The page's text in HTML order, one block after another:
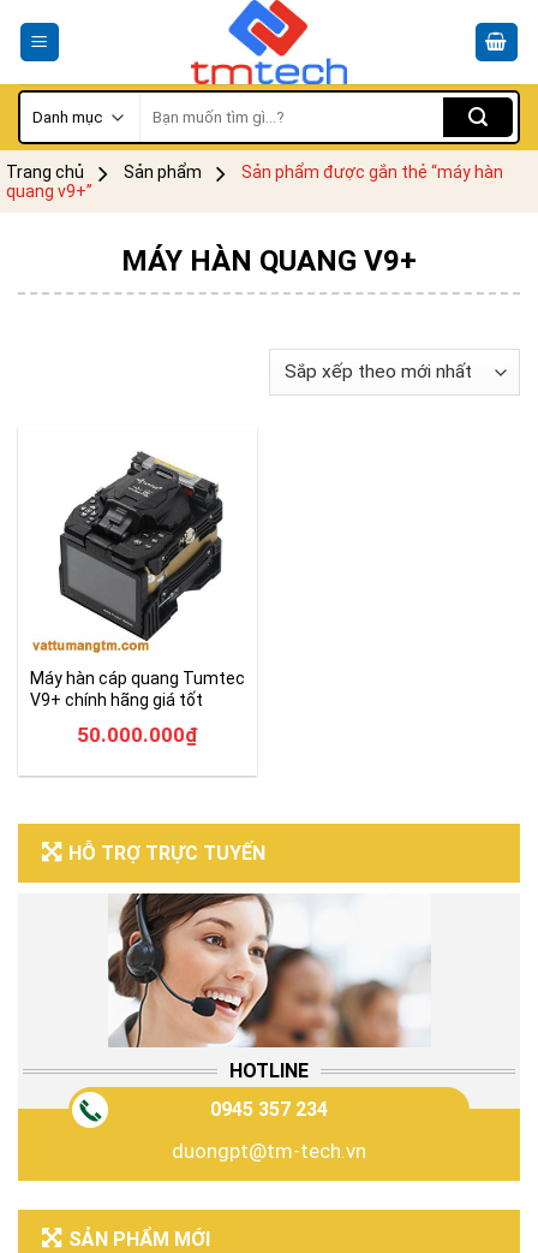
kiếm:
Trang chủ Sản phẩm
Sản phẩm được gắn thẻ “máy hàn
quang v9+”
HỖ TRỢ TRỰC TUYẾN
HOTLINE
0945 357 234
duongpt@tm-tech.vn
SẢN PHẨM MỚI
MÁY HÀN QUANG V9+
Máy hàn cáp quang Tumtec
V9+ chính hãng giá tốt
50.000.000₫